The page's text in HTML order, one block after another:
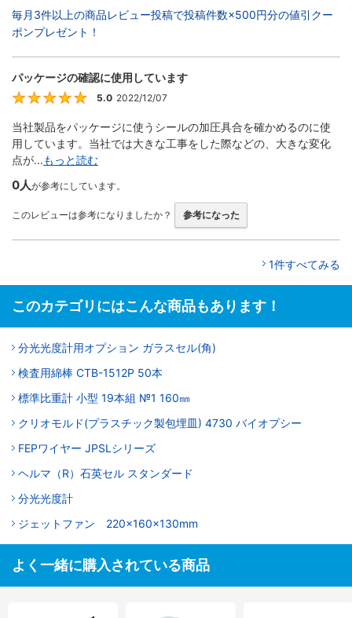
毎月3件以上の商品レビュー投稿で投稿件数×500円分の値引クー
ポンプレゼント！
パッケージの確認に使用しています
5
5.0 2022/12/07
当社製品をパッケージに使うシールの加圧具合を確かめるのに使
用しています。当社では大きな工事をした際などの、大きな変化
点が...もっと読む
0人が参考にしています。
このレビューは参考になりましたか？ 参考になった
1件すべてみる
このカテゴリにはこんな商品もあります！
分光光度計用オプション ガラスセル(角)
検査用綿棒 CTB-1512P 50本
標準比重計 小型 19本組 №1 160㎜
クリオモルド(プラスチック製包埋皿) 4730 バイオプシー
FEPワイヤー JPSLシリーズ
ヘルマ（R）石英セル スタンダード
分光光度計
ジェットファン 220×160×130mm
よく一緒に購入されている商品